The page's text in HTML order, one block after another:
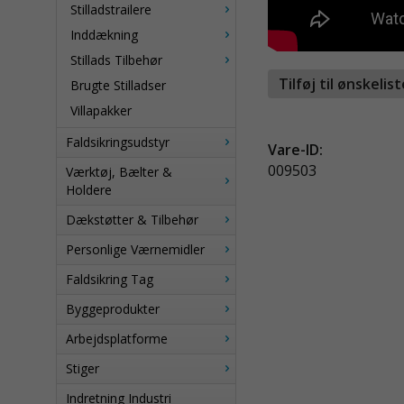
Stilladstrailere
Inddækning
Stillads Tilbehør
Brugte Stilladser
Villapakker
Faldsikringsudstyr
Værktøj, Bælter &
Holdere
Dækstøtter & Tilbehør
Personlige Værnemidler
Faldsikring Tag
Byggeprodukter
Arbejdsplatforme
Stiger
Indretning Industri
Tilføj til
Vare-ID:
009503